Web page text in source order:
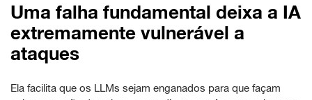
Uma falha fundamental deixa a IA
extremamente vulnerável a
ataques
Ela facilita que os LLMs sejam enganados para que façam